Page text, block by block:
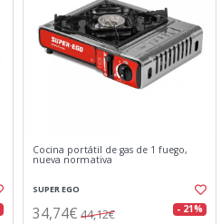
Cocina portátil de gas de 1 fuego,
nueva normativa
SUPER EGO
34,74€ 44,12€ - 21%